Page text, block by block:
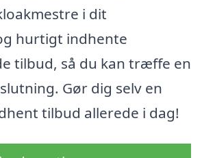
i dit
hurtigt indhente
tilbud, så du kan træffe en
Gør dig selv en
tilbud allerede i dag!